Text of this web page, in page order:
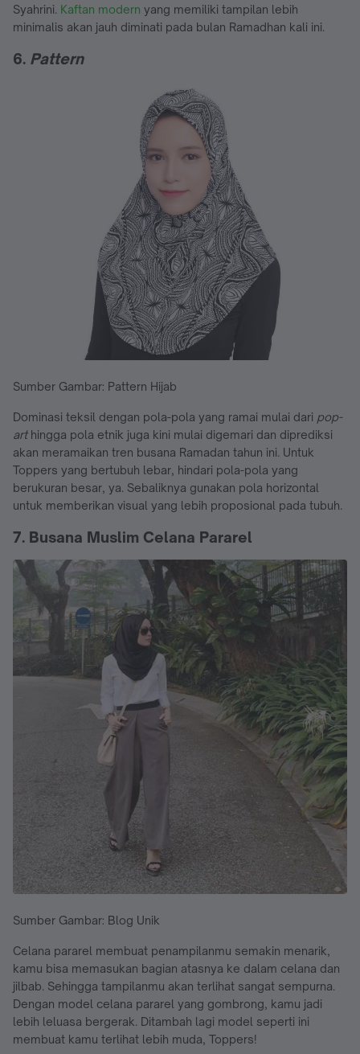
Syahrini. Kaftan modern yang memiliki tampilan lebih
minimalis akan jauh diminati pada bulan Ramadhan kali ini.
6. Pattern
Sumber Gambar: Pattern Hijab
Dominasi teksil dengan pola-pola yang ramai mulai dari pop-
arthingga pola etnik juga kini mulai digemari dan diprediksi
akan meramaikan tren busana Ramadan tahun ini. Untuk
Toppers yang bertubuh lebar, hindari pola-pola yang
berukuran besar, ya. Sebaliknya gunakan pola horizontal
untuk memberikan visual yang lebih proposional pada tubuh.
7. Busana Muslim Celana Pararel
Sumber Gambar: Blog Unik
Celana pararel membuat penampilanmu semakin menarik,
kamu bisa memasukan bagian atasnya ke dalam celana dan
jilbab. Sehingga tampilanmu akan terlihat sangat sempurna.
Dengan model celana pararel yang gombrong, kamu jadi
lebih leluasa bergerak. Ditambah lagi model seperti ini
membuat kamu terlihat lebih muda, Toppers!